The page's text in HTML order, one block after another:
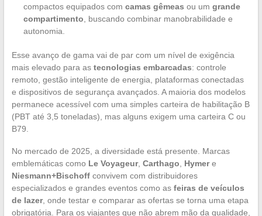
compactos equipados com camas gêmeas ou um grande
compartimento , buscando combinar manobrabilidade e
autonomia.
Esse avanço de gama vai de par com um nível de exigência
mais elevado para as tecnologias embarcadas: controle
remoto, gestão inteligente de energia, plataformas conectadas
e dispositivos de segurança avançados. A maioria dos modelos
permanece acessível com uma simples carteira de habilitação B
(PBT até 3,5 toneladas), mas alguns exigem uma carteira C ou
B79.
No mercado de 2025, a diversidade está presente. Marcas
emblemáticas como Le Voyageur, Carthago Hymere
Niesmann+Bischoffconvivem com distribuidores
especializados e grandes eventos como as feiras de veículos
de lazer, onde testar e comparar as ofertas se torna uma etapa
obrigatória. Para os viajantes que não abrem mão da qualidade,